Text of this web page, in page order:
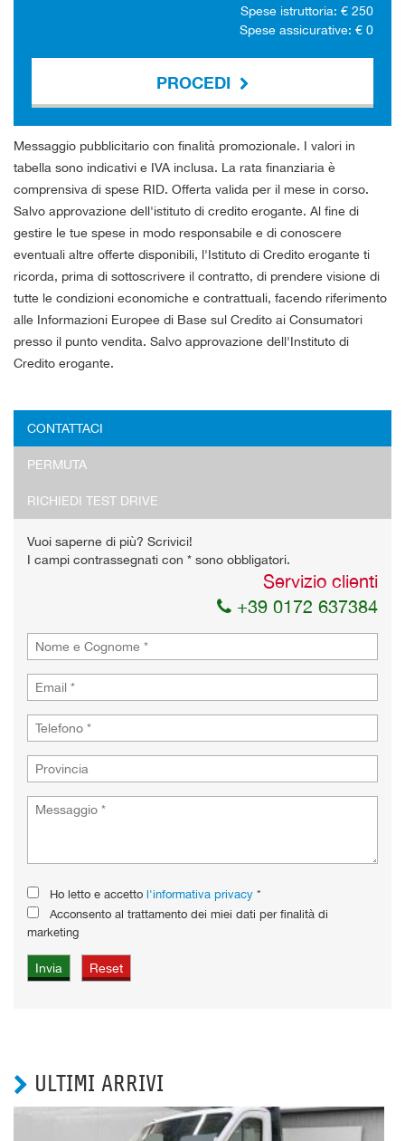
Spese istruttoria: € 250
Spese assicurative: € 0
PROCEDI
Contattaci
Ho letto e accettol'informativa privacy*
Acconsento al trattamento dei miei dati per finalità di
Invia la tua richiesta
Messaggio pubblicitario con finalità promozionale. I valori in
tabella sono indicativi e IVA inclusa. La rata finanziaria è
comprensiva di spese RID. Offerta valida per il mese in corso.
Salvo approvazione dell'istituto di credito erogante. Al fine di
gestire le tue spese in modo responsabile e di conoscere
eventuali altre offerte disponibili, l'Istituto di Credito erogante ti
ricorda, prima di sottoscrivere il contratto, di prendere visione di
tutte le condizioni economiche e contrattuali, facendo riferimento
alle Informazioni Europee di Base sul Credito ai Consumatori
presso il punto vendita. Salvo approvazione dell'Instituto di
Credito erogante.
CONTATTACI
PERMUTA
RICHIEDI TEST DRIVE
Vuoi saperne di più? Scrivici!
I campi contrassegnati con * sono obbligatori.
Servizio clienti
+39 0172 637384
Ho letto e accetto l'informativa privacy *
Acconsento al trattamento dei miei dati per finalità di
marketing
ULTIMI ARRIVI